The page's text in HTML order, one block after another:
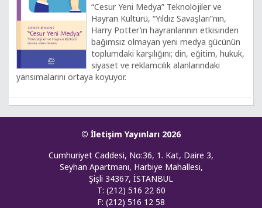
“Cesur Yeni Medya” Teknolojiler ve
Hayran Kültürü, “Yıldız Savaşları”nın,
Harry Potter’ın hayranlarının etkisinden
bağımsız olmayan yeni medya gücünün
toplumdaki karşılığını; din, eğitim, hukuk,
siyaset ve reklamcılık alanlarındaki
yansımalarını ortaya koyuyor.
© İletişim Yayınları 2026
Cumhuriyet Caddesi, No:36, 1. Kat, Daire 3,
Seyhan Apartmanı, Harbiye Mahallesi,
Şişli 34367, İSTANBUL
T: (212) 516 22 60
F: (212) 516 12 58